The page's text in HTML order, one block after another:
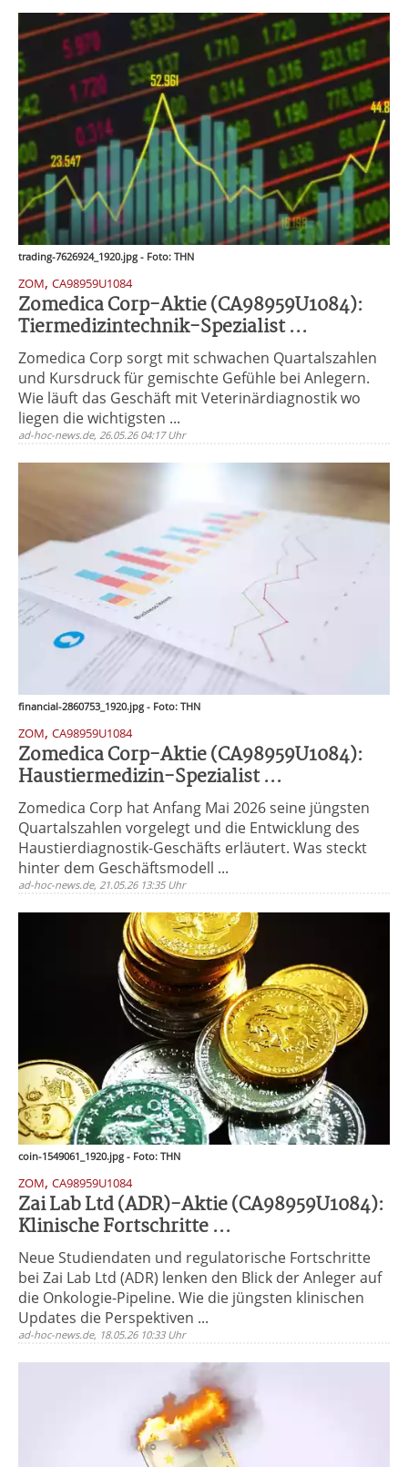
trading-7626924_1920.jpg - Foto: THN
ZOM, CA98959U1084
Zomedica Corp-Aktie (CA98959U1084):
Tiermedizintechnik-Spezialist ...
Zomedica Corp sorgt mit schwachen Quartalszahlen
und Kursdruck für gemischte Gefühle bei Anlegern.
Wie läuft das Geschäft mit Veterinärdiagnostik wo
liegen die wichtigsten ...
ad-hoc-news.de, 26.05.26 04:17 Uhr
financial-2860753_1920.jpg - Foto: THN
ZOM, CA98959U1084
Zomedica Corp-Aktie (CA98959U1084):
Haustiermedizin-Spezialist ...
Zomedica Corp hat Anfang Mai 2026 seine jüngsten
Quartalszahlen vorgelegt und die Entwicklung des
Haustierdiagnostik-Geschäfts erläutert. Was steckt
hinter dem Geschäftsmodell ...
ad-hoc-news.de, 21.05.26 13:35 Uhr
coin-1549061_1920.jpg - Foto: THN
ZOM, CA98959U1084
Zai Lab Ltd (ADR)-Aktie (CA98959U1084):
Klinische Fortschritte ...
Neue Studiendaten und regulatorische Fortschritte
bei Zai Lab Ltd (ADR) lenken den Blick der Anleger auf
die Onkologie-Pipeline. Wie die jüngsten klinischen
Updates die Perspektiven ...
ad-hoc-news.de, 18.05.26 10:33 Uhr